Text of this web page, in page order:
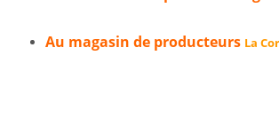
Au magasin de producteurs La